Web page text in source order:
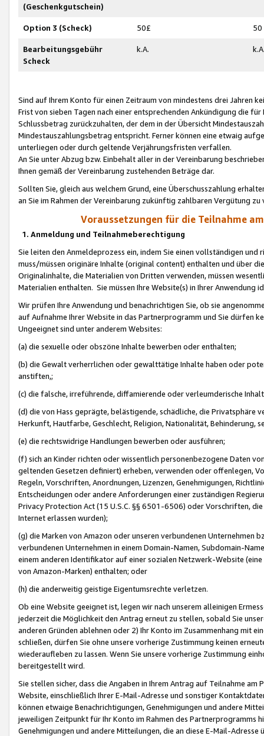
(Geschenkgutschein)
Option 3 (Scheck) 50£ 50
Bearbeitungsgebühr
Scheck
k.A.
Sind auf Ihrem Konto für einen Zeitraum von mindestens drei Jahren
Frist von sieben Tagen nach einer entsprechenden Ankündigung die
Schlussbetrag zurückzuhalten, der dem in der Übersicht
Mindestauszahlungsbetrag entspricht. Ferner können eine etwaig
unterliegen oder durch geltende Verjährungsfristen verfallen.
An Sie unter Abzug bzw. Einbehalt aller in der Vereinbarung
Ihnen gemäß der Vereinbarung zustehenden Beträge dar.
Sollten Sie, gleich aus welchem Grund, eine Überschusszahlung
an Sie im Rahmen der Vereinbarung zukünftig zahlbaren Vergütung zu
Voraussetzungen für die Teilnahme
1. Anmeldung und Teilnahmeberechtigung
Sie leiten den Anmeldeprozess ein, indem Sie einen vollständigen
muss/müssen originäre Inhalte (original content) enthalten und über
Originalinhalte, die Materialien von Dritten verwenden, müssen
Materialien enthalten. Sie müssen Ihre Website(s) in Ihrer Anwendung
Wir prüfen Ihre Anwendung und benachrichtigen Sie, ob sie
auf Aufnahme Ihrer Website in das Partnerprogramm und Sie dürfen
Ungeeignet sind unter anderem Websites:
(a) die sexuelle oder obszöne Inhalte bewerben oder enthalten;
(b) die Gewalt verherrlichen oder gewalttätige Inhalte haben oder
anstiften,;
(c) die falsche, irreführende, diffamierende oder verleumderische
(d) die von Hass geprägte, belästigende, schädliche, die Privatsphäre
Herkunft, Hautfarbe, Geschlecht, Religion, Nationalität, Behinderung,
(e) die rechtswidrige Handlungen bewerben oder ausführen;
(f) sich an Kinder richten oder wissentlich personenbezogene Daten
geltenden Gesetzen definiert) erheben, verwenden oder offenlegen,
Regeln, Vorschriften, Anordnungen, Lizenzen, Genehmigungen,
Entscheidungen oder andere Anforderungen einer zuständigen
Privacy Protection Act (15 U.S.C. §§ 6501-6506) oder Vorschriften,
Internet erlassen wurden);
(g) die Marken von Amazon oder unseren verbundenen Unternehmen
verbundenen Unternehmen in einem Domain-Namen, Subdomain-
einem anderen Identifikator auf einer sozialen Netzwerk-Website
von Amazon-Marken) enthalten; oder
(h) die anderweitig geistige Eigentumsrechte verletzen.
Ob eine Website geeignet ist, legen wir nach unserem alleinigen
jederzeit die Möglichkeit den Antrag erneut zu stellen, sobald Sie
anderen Gründen ablehnen oder 2) Ihr Konto im Zusammenhang mit
schließen, dürfen Sie ohne unsere vorherige Zustimmung keinen
wiederaufleben zu lassen. Wenn Sie unsere vorherige Zustimmung
bereitgestellt wird.
Sie stellen sicher, dass die Angaben in Ihrem Antrag auf Teilnahme
Website, einschließlich Ihrer E-Mail-Adresse und sonstiger
können etwaige Benachrichtigungen, Genehmigungen und andere
jeweiligen Zeitpunkt für Ihr Konto im Rahmen des Partnerprogramms
Genehmigungen und andere Mitteilungen, die an diese E-Mail-